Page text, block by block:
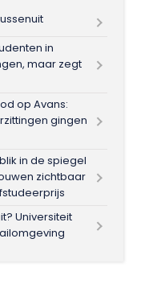
in
maar zegt
op Avans:
gingen
in de spiegel
zichtbaar
Universiteit